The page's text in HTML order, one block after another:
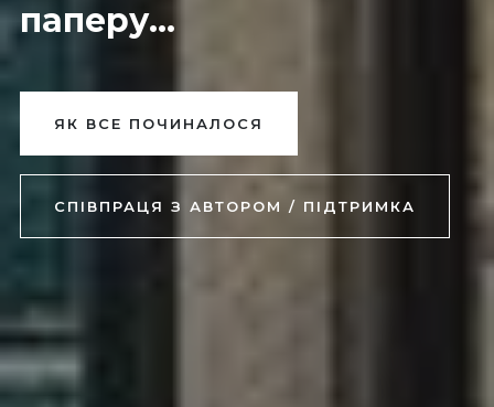
паперу...
ЯК ВСЕ ПОЧИНАЛОСЯ
СПІВПРАЦЯ З АВТОРОМ / ПІДТРИМКА